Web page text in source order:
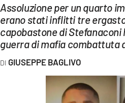
LAC NETWORK
LAC ONAIR
LaC
Network
LACPLAY.IT
Assoluzione per un quarto
erano stati inflitti tre
capobastone di Stefanaconi
guerra di mafia combattuta
GIUSEPPE BAGLIVO